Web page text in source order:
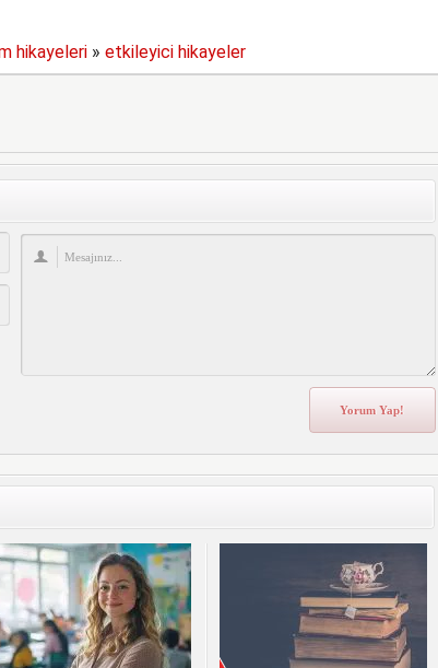
hikayeleri» etkileyici hikayeler